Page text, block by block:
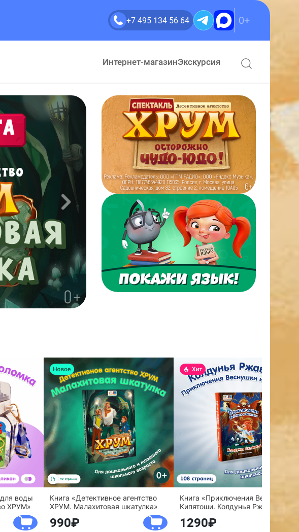
+7 495 134 56 64 0+
Интернет-магазинЭкскурсия
воды
ХРУМ»
Книга «Детективное агентство
ХРУМ. Малахитовая шкатулка»
990
Книга «Приключения Веснушки и
Кипятоши. Колдунья Ржавелла»
1290